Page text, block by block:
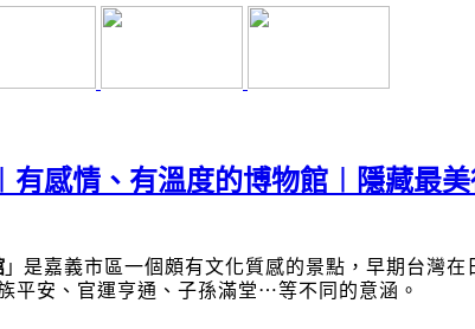
有感情、有溫度的博物館︱隱藏最美
」 是嘉義市區一個頗有文化質感的景點，早期台灣
平安、官運亨通、子孫滿堂⋯等不同的意涵。